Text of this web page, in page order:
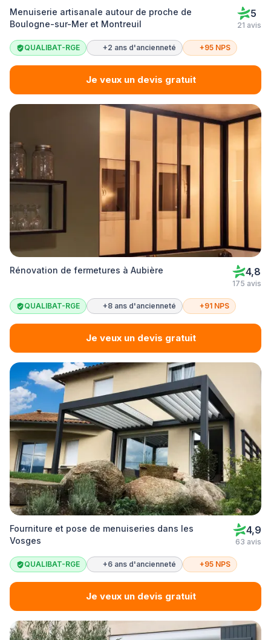
Menuiserie artisanale autour de proche de
Boulogne-sur-Mer et Montreuil
5
21 avis
QUALIBAT-RGE +2 ans d'ancienneté +95 NPS
Je veux un devis gratuit
Rénovation de fermetures à Aubière 4,8
175 avis
QUALIBAT-RGE +8 ans d'ancienneté +91 NPS
Je veux un devis gratuit
Fourniture et pose de menuiseries dans les
Vosges
4,9
63 avis
QUALIBAT-RGE +6 ans d'ancienneté +95 NPS
Je veux un devis gratuit